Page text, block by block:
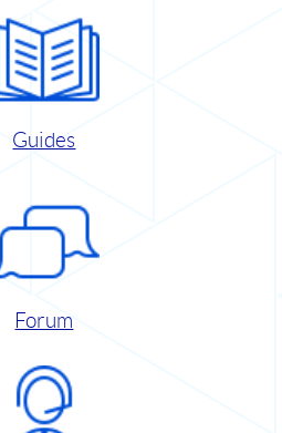
Guides
Forum